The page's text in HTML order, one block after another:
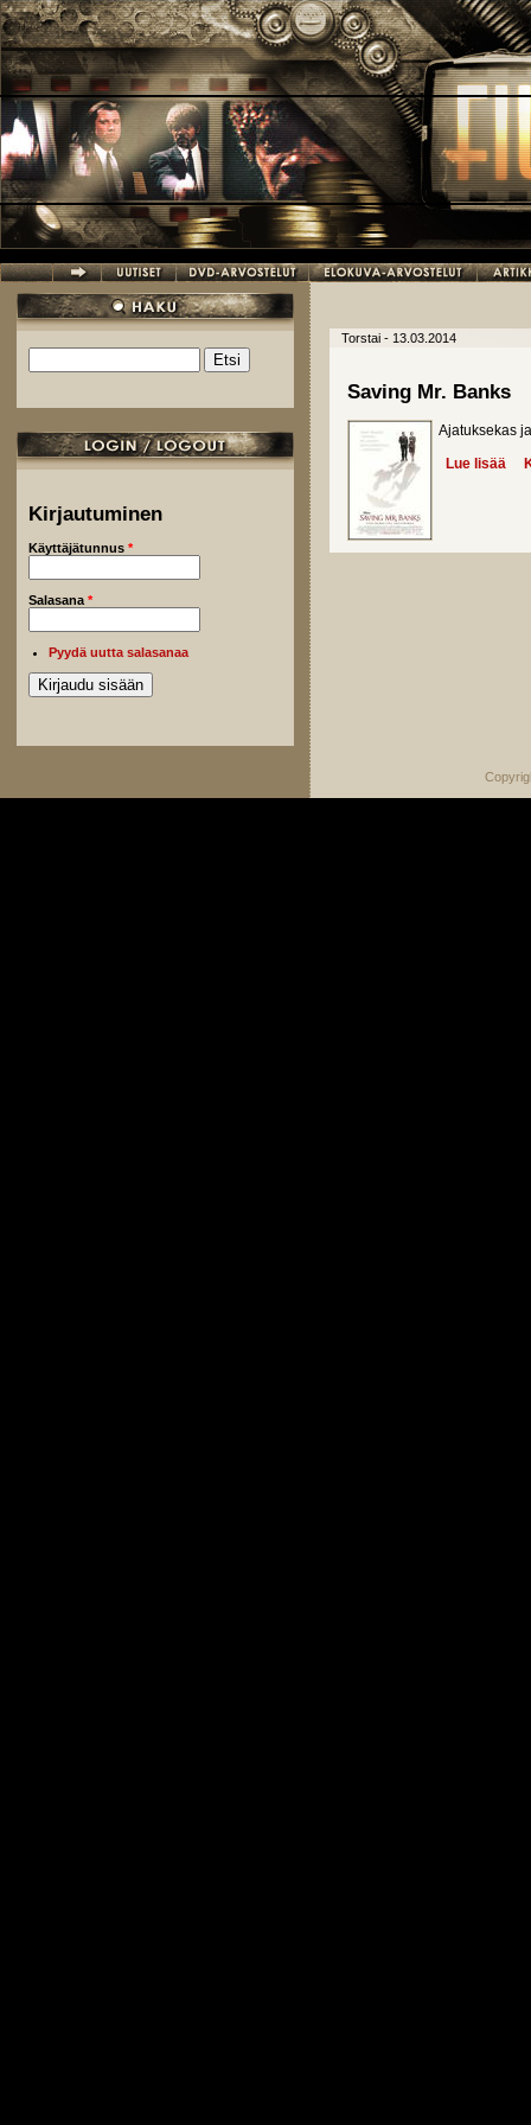
Hyppää pääsisältöön
Hakulomake
Kirjautuminen
Käyttäjätunnus *
Salasana *
Pyydä uutta salasanaa
Torstai - 13.03.2014
Saving Mr. Banks
Ajatuksekas
Lue lisää